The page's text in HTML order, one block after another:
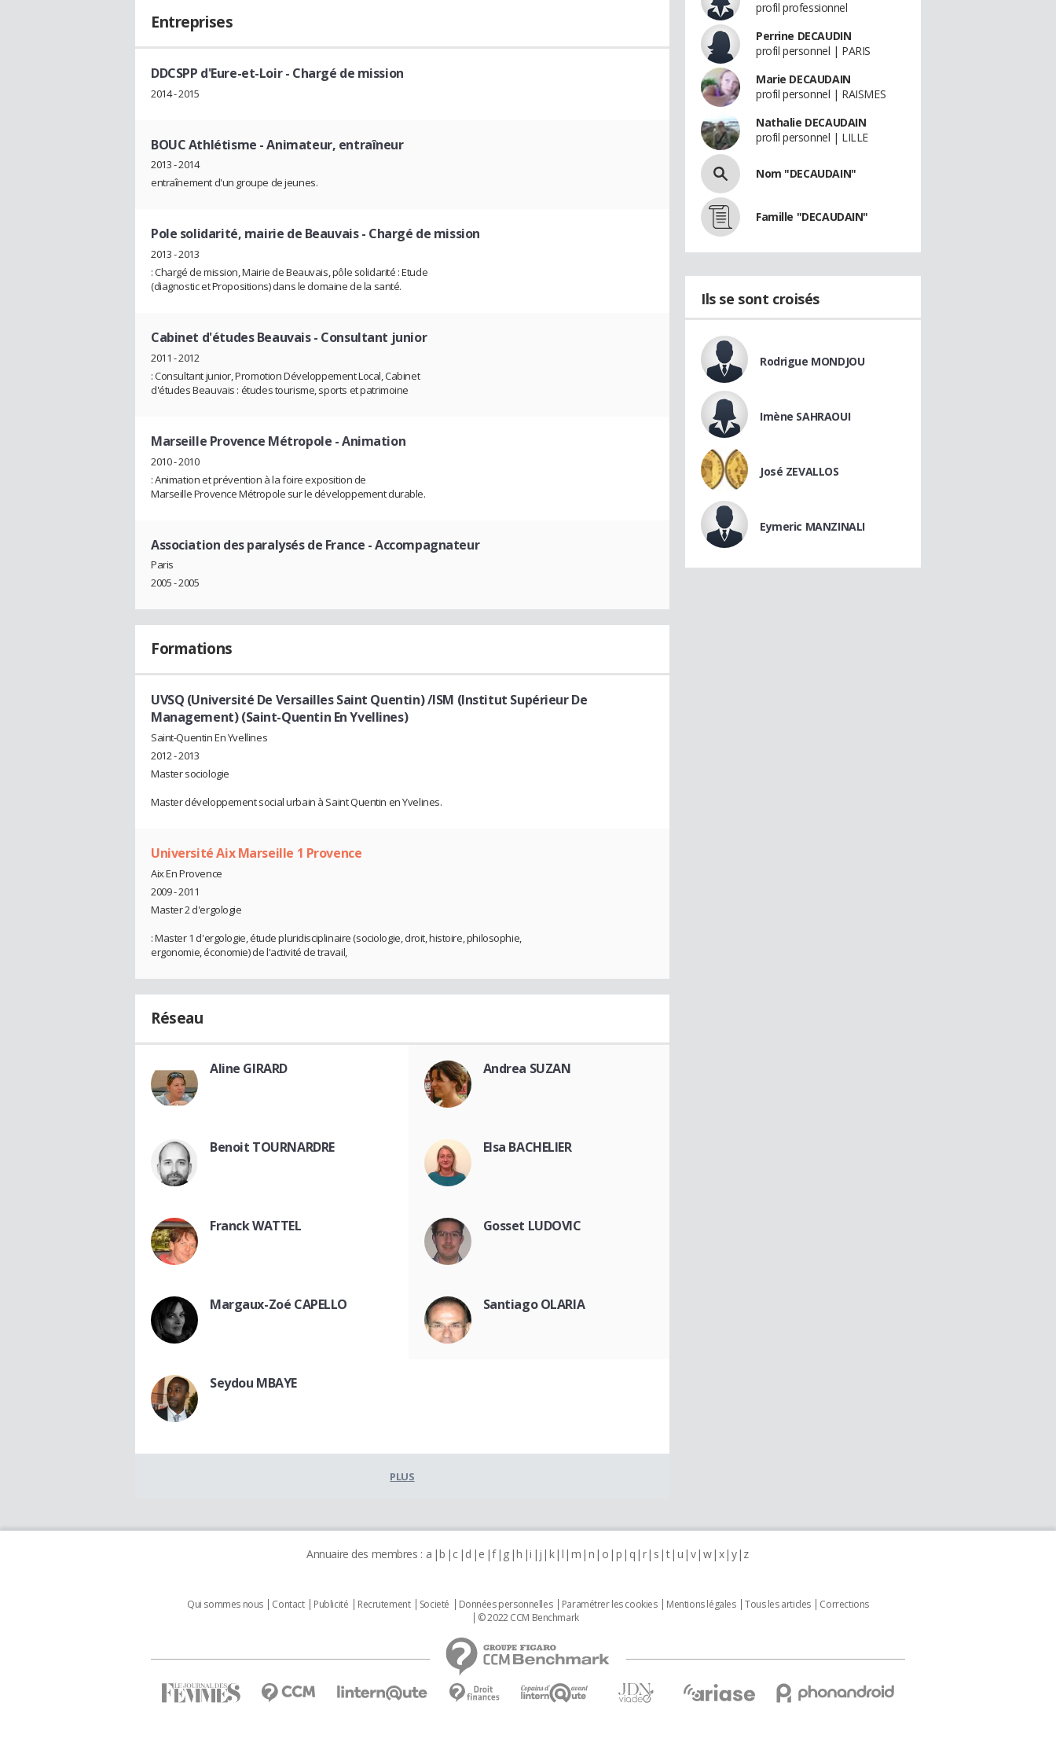
Entreprises
DDCSPP d'Eure-et-Loir- Chargé de mission
2014 - 2015
BOUC Athlétisme - Animateur, entraîneur
2013 - 2014
entraînement d'un groupe de jeunes.
Pole solidarité, mairie de Beauvais- Chargé de mission
2013 - 2013
: Chargé de mission, Mairie de Beauvais, pôle solidarité : Etude
(diagnostic et Propositions) dans le domaine de la santé.
Cabinet d'études Beauvais- Consultant junior
2011 - 2012
: Consultant junior, Promotion Développement Local, Cabinet
d'études Beauvais : études tourisme, sports et patrimoine
Marseille Provence Métropole - Animation
2010 - 2010
: Animation et prévention à la foire exposition de
Marseille Provence Métropole sur le développement durable.
Association des paralysés de France - Accompagnateur
Paris
2005 - 2005
Formations
UVSQ (Université De Versailles Saint Quentin) /ISM (Institut Supérieur De
Management) (Saint-Quentin En Yvellines)
Saint-Quentin En Yvellines
2012 - 2013
Master sociologie
Master développement social urbain à Saint Quentin en Yvelines.
Université Aix Marseille 1 Provence
Aix En Provence
2009 - 2011
Master 2 d'ergologie
: Master 1 d'ergologie, étude pluridisciplinaire (sociologie, droit, histoire, philosophie,
ergonomie, économie) de l'activité de travail,
Réseau
Aline GIRARD Andrea SUZAN
Benoit TOURNARDRE Elsa BACHELIER
Franck WATTEL Gosset LUDOVIC
Margaux-Zoé CAPELLO Santiago OLARIA
Seydou MBAYE
PLUS
profil professionnel
Perrine DECAUDIN
profil personnel | PARIS
Marie DECAUDAIN
profil personnel | RAISMES
Nathalie DECAUDAIN
profil personnel | LILLE
Nom "DECAUDAIN"
Famille "DECAUDAIN"
Ils se sont croisés
Rodrigue MONDJOU
Imène SAHRAOUI
José ZEVALLOS
Eymeric MANZINALI
Annuaire des membres : a b c d e f g h i j k l m n o p q r s t u v w x y z
Qui sommes nous Contact Publicité Recrutement Societé Données personnelles Paramétrer les cookies Mentions légales Tous les articles
Corrections
© 2022 CCM Benchmark